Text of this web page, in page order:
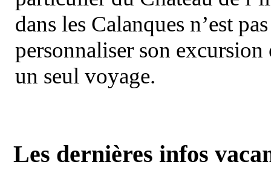
dans les Calanques n’est
personnaliser son
un seul voyage.
Les dernières infos